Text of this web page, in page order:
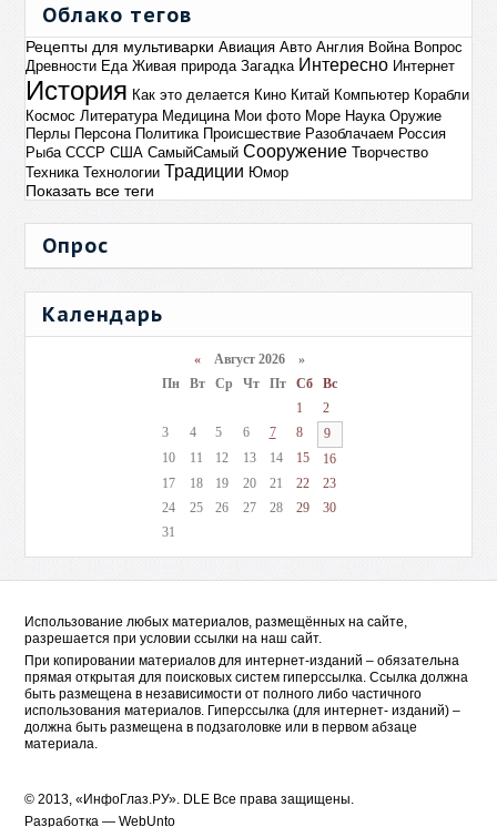
Облако тегов
Рецепты для мультиварки Авиация Авто Англия Война Вопрос
Древности Еда Живая природа Загадка Интересно Интернет
История Как это делается Кино Китай Компьютер Корабли
Космос Литература Медицина Мои фото Море Наука Оружие
Перлы Персона Политика Происшествие Разоблачаем Россия
Рыба СССР США СамыйСамый Сооружение Творчество
Техника Технологии Традиции Юмор
Показать все теги
Опрос
Календарь
«Август 2026 »
Пн
Вт Ср Чт Пт Сб
Вс
1
2
3
4 5 6 7 8
9
10
11 12 13 14 15
16
17
18 19 20 21 22
23
24
25 26 27 28 29
30
31
Использование любых материалов, размещённых на сайте,
разрешается при условии ссылки на наш сайт.
При копировании материалов для интернет-изданий – обязательна
прямая открытая для поисковых систем гиперссылка. Ссылка должна
быть размещена в независимости от полного либо частичного
использования материалов. Гиперссылка (для интернет- изданий) –
должна быть размещена в подзаголовке или в первом абзаце
материала.
© 2013, «ИнфоГлаз.РУ». DLE Все права защищены.
Разработка —WebUnto